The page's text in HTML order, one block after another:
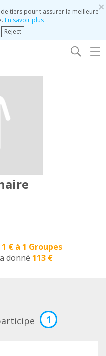
×
tiers pour t'assurer la meilleure
En savoir plus
Reject
☰
1 € à 1 Groupes
donné 113 €
1